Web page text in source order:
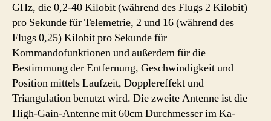
GHz, die 0,2-40 Kilobit (während des Flugs 2 Kilobit)
pro Sekunde für Telemetrie, 2 und 16 (während des
Flugs 0,25) Kilobit pro Sekunde für
Kommandofunktionen und außerdem für die
Bestimmung der Entfernung, Geschwindigkeit und
Position mittels Laufzeit, Dopplereffekt und
Triangulation benutzt wird. Die zweite Antenne ist die
High-Gain-Antenne mit 60cm Durchmesser im Ka-